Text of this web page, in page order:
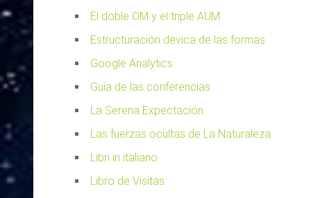
El doble OM y el triple AUM
Estructuración devica de las formas
Google Analytics
Guía de las conferencias
La Serena Expectación
Las fuerzas ocultas de La Naturaleza
Libri in italiano
Libro de Visitas